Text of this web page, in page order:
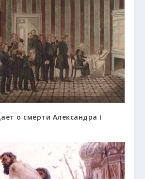
о смерти Александра I